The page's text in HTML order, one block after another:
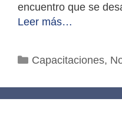
encuentro que se
Leer más…
Categorías
Capacitaciones,